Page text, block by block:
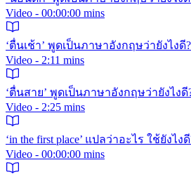
Video - 00:00:00 mins
‘ตื่นเช้า’ พูดเป็นภาษาอังกฤษว่ายังไงดี
Video - 2:11 mins
‘ตื่นสาย’ พูดเป็นภาษาอังกฤษว่ายังไงดี
Video - 2:25 mins
‘in the first place’ แปลว่าอะไร ใช้ยังไงดี
Video - 00:00:00 mins